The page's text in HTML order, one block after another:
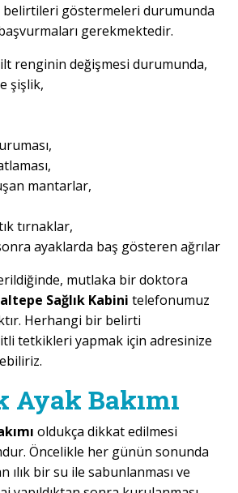
belirtileri göstermeleri durumunda
gerekmektedir.
renginin değişmesi durumunda,
şişlik,
mantarlar,
tırnaklar,
ayaklarda baş gösteren ağrılar
mutlaka bir doktora
Sağlık Kabini telefonumuz
Herhangi bir belirti
tetkikleri yapmak için adresinize
Bakımı
oldukça dikkat edilmesi
Öncelikle her günün sonunda
ılık bir su ile sabunlanması ve